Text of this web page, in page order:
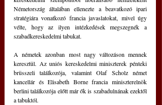
Németország általában ellenezte a beavatkozó ipari
stratégiára vonatkozó francia javaslatokat, mivel úgy
vélte, hogy az ilyen intézkedések megszegnék a
szabadkereskedelmi tabukat.
A németek azonban most nagy változáson mennek
keresztül. Az uniós kereskedelmi miniszterek pénteki
brüsszeli találkozója, valamint Olaf Scholz német
kancellár és Elisabeth Borne francia miniszterelnök
berlini találkozója előtt már ők is szabadulnának ezektől
a tabuktól.